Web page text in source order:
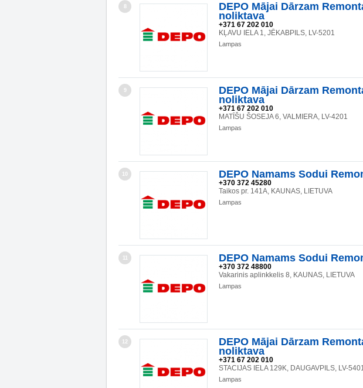
8
DEPO Mājai Dārzam
noliktava
+371 67 202 010
KĻAVU IELA 1, JĒKABPILS, LV-5201
Lampas
9
DEPO Mājai Dārzam
noliktava
+371 67 202 010
MATĪŠU ŠOSEJA 6, VALMIERA, LV-4201
Lampas
10 DEPO Namams Sodui
+370 372 45280
Taikos pr. 141A, KAUNAS, LIETUVA
Lampas
11 DEPO Namams Sodui
+370 372 48800
Vakarinis aplinkkelis 8, KAUNAS, LIETUVA
Lampas
12
DEPO Mājai Dārzam
noliktava
+371 67 202 010
STACIJAS IELA 129K, DAUGAVPILS, LV-
Lampas